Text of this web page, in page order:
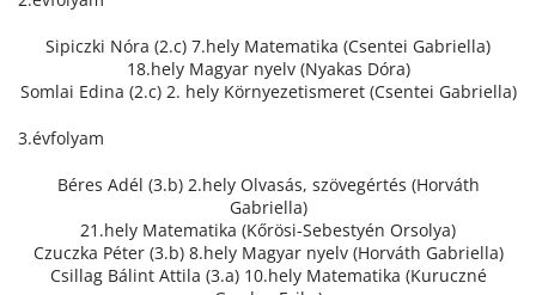
Sipiczki Nóra (2.c) 7.hely Matematika (Csentei Gabriella)
18.hely Magyar nyelv (Nyakas Dóra)
Somlai Edina (2.c) 2. hely Környezetismeret (Csentei Gabriella)
3.évfolyam
Béres Adél (3.b) 2.hely Olvasás, szövegértés (Horváth
Gabriella)
21.hely Matematika (Kőrösi-Sebestyén Orsolya)
Czuczka Péter (3.b) 8.hely Magyar nyelv (Horváth Gabriella)
Csillag Bálint Attila (3.a) 10.hely Matematika (Kuruczné